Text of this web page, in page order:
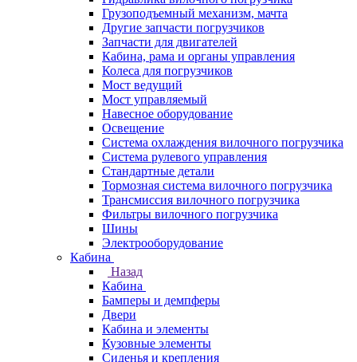
Грузоподъемный механизм, мачта
Другие запчасти погрузчиков
Запчасти для двигателей
Кабина, рама и органы управления
Колеса для погрузчиков
Мост ведущий
Мост управляемый
Навесное оборудование
Освещение
Система охлаждения вилочного погрузчика
Система рулевого управления
Стандартные детали
Тормозная система вилочного погрузчика
Трансмиссия вилочного погрузчика
Фильтры вилочного погрузчика
Шины
Электрооборудование
Кабина
Назад
Кабина
Бамперы и демпферы
Двери
Кабина и элементы
Кузовные элементы
Сиденья и крепления